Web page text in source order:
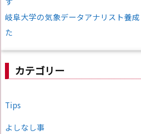
岐阜大学の気象データアナリスト養
た
カテゴリー
Tips
よしなし事